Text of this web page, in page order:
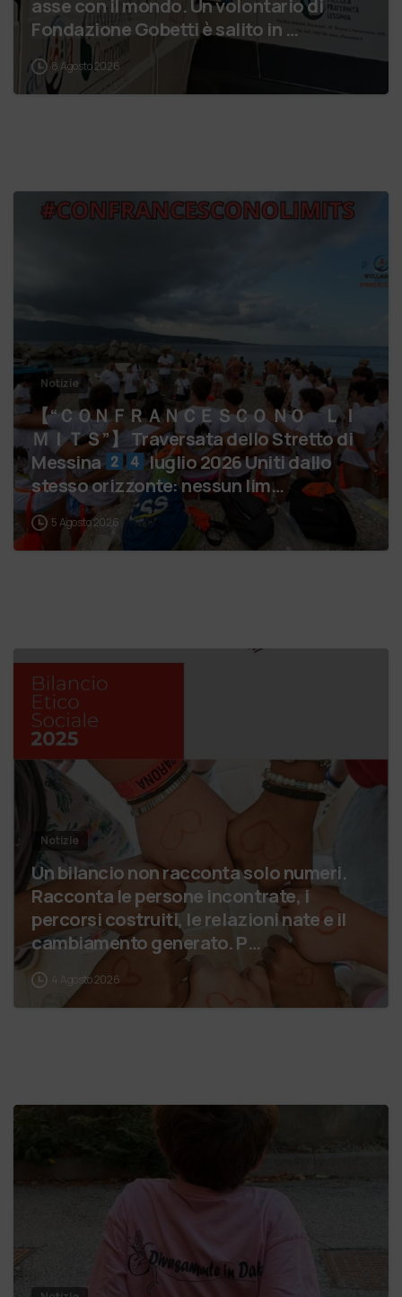
asse con il mondo. Un volontario di
Fondazione Gobetti è salito in …
8 Agosto 2026
Notizie
【 “ＣＯＮＦＲＡＮＣＥＳＣＯ ＮＯ ＬＩ
ＭＩＴＳ”】 Traversata dello Stretto di
Messina
luglio 2026 Uniti dallo
stesso orizzonte: nessun lim…
5 Agosto 2026
Notizie
Un bilancio non racconta solo numeri.
Racconta le persone incontrate, i
percorsi costruiti, le relazioni nate e il
cambiamento generato. P…
4 Agosto 2026